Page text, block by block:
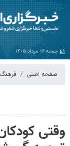
جمعه ۱۶ مرداد ۱۴۰۵
صفحه اصلی فرهنگ
وقتی